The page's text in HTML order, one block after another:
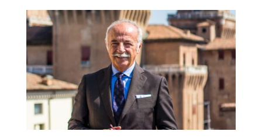
e
b
o
o
k
er e
dI
n
s
A
p
p
l gr
a
m
e
n
g
er
o
k.
c
o
m
h
o
o
M
ai
l
n
di
vi
di